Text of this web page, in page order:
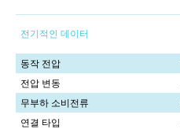
전기적인 데이터
동작 전압
전압 변동
무부하 소비전류
연결 타입